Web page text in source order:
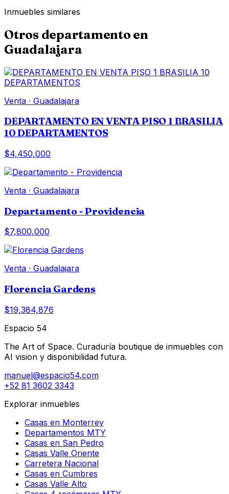
Inmuebles similares
Otros departamentoen
Guadalajara
Venta · Guadalajara
DEPARTAMENTO EN VENTA PISO 1 BRASILIA
10 DEPARTAMENTOS
$4,450,000
Venta · Guadalajara
Departamento - Providencia
$7,800,000
Venta · Guadalajara
Florencia Gardens
$19,384,876
Espacio 54
The Art of Space. Curaduría boutique de inmuebles con
AI vision y disponibilidad futura.
manuel@espacio54.com
+52 81 3602 3343
Explorar inmuebles
Casas en Monterrey
Departamentos MTY
Casas en San Pedro
Casas Valle Oriente
Carretera Nacional
Casas en Cumbres
Casas Valle Alto